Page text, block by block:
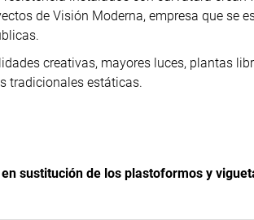
de Visión Moderna, empresa que se
creativas, mayores luces, plantas
tradicionales estáticas.
sustitución de los plastoformos y